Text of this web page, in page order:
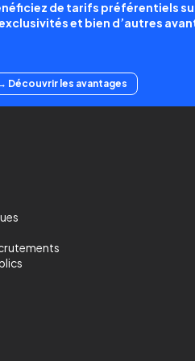
de tarifs préférentiels
et bien d’autres
Découvrir les avantages